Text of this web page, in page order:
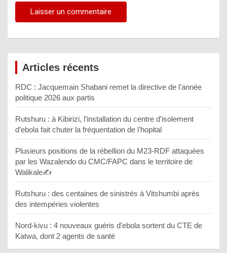
Articles récents
RDC : Jacquemain Shabani remet la directive de l’année
politique 2026 aux partis
Rutshuru : à Kibirizi, l’installation du centre d’isolement
d’ebola fait chuter la fréquentation de l’hopital
Plusieurs positions de la rébellion du M23-RDF attaquées
par les Wazalendo du CMC/FAPC dans le territoire de
Walikale✍️
Rutshuru : des centaines de sinistrés à Vitshumbi après
des intempéries violentes
Nord-kivu : 4 nouveaux guéris d’ebola sortent du CTE de
Katwa, dont 2 agents de santé